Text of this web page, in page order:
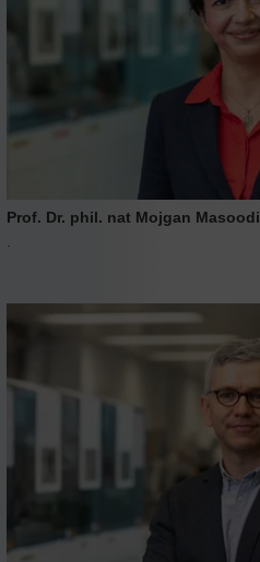
Prof. Dr. phil. nat Mojgan Masoodi